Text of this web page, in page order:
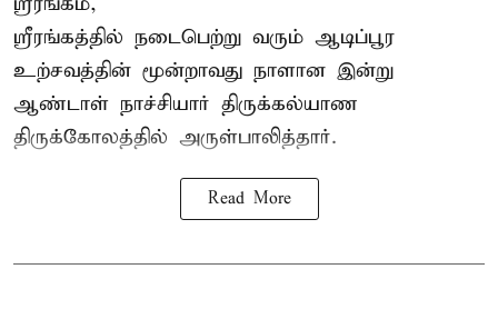
ஸ்ரீரங்கத்தில் நடைபெற்று வரும் ஆடிப்பூர
உற்சவத்தின் மூன்றாவது நாளான இன்று
ஆண்டாள் நாச்சியார் திருக்கல்யாண
திருக்கோலத்தில் அருள்பாலித்தார்.
Read More